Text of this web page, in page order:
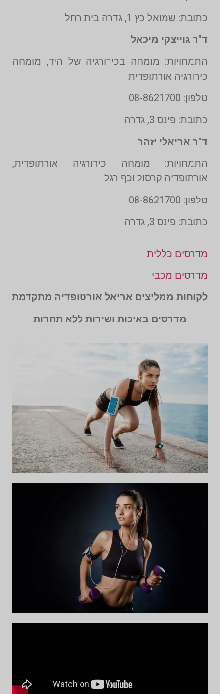
כתובת: שמואל כץ 1, גדרה בית רחל
ד"ר גוייצקי מיכאל
התמחויות: מומחה בכירורגיה של היד, מומחה
כירורגיה אורתופדית
טלפון: 08-8621700
כתובת: פינס 3, גדרה
ד"ר אריאלי יזהר
התמחויות: מומחה כירורגיה אורתופדית,
אורתופדיה קרסול וכף רגל
טלפון: 08-8621700
כתובת: פינס 3, גדרה
מדרסים כללית
מדרסים מכבי
לקוחות ממליצים אריאל אורטופדיה מתקדמת
מדרסים באיכות ושירות ללא תחרות